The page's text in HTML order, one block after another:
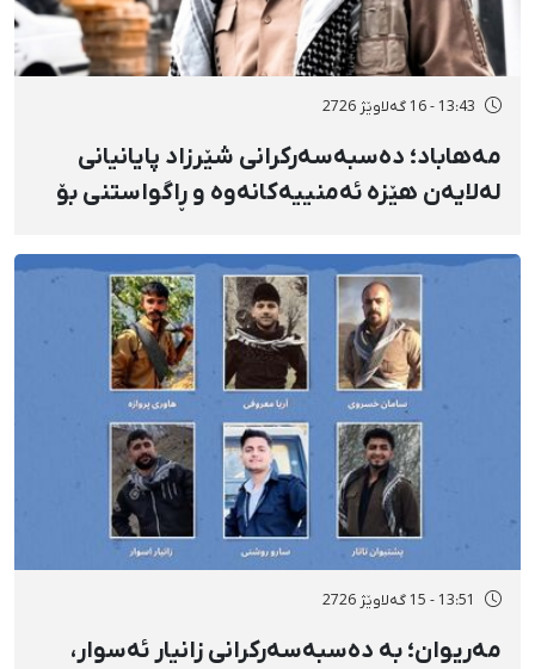
13:43 - 16 گەلاوێژ 2726
مەهاباد؛ دەسبەسەرکرانی شێرزاد پایانیانی
لەلایەن هێزە ئەمنییەکانەوە و ڕاگواستنی بۆ
13:51 - 15 گەلاوێژ 2726
مەریوان؛ بە دەسبەسەرکرانی زانیار ئەسوار،